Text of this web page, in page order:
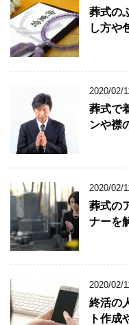
葬式の
し方や
2020/02/
葬式で
ンや襟
2020/02/
葬式の
ナーを
2020/02/
終活の
ト作成